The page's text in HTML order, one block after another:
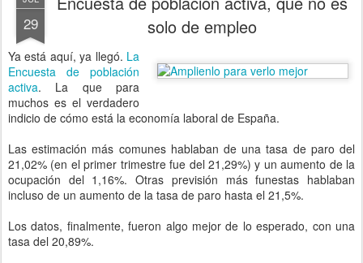
29
solo de empleo
Ya está aquí, ya llegó. La
Encuesta de población
activa. La que para
muchos es el verdadero
indicio de cómo está la economía laboral de España.
Las estimación más comunes hablaban de una tasa de paro del
21,02% (en el primer trimestre fue del 21,29%) y un aumento de la
ocupación del 1,16%. Otras previsión más funestas hablaban
incluso de un aumento de la tasa de paro hasta el 21,5%.
Los datos, finalmente, fueron algo mejor de lo esperado, con una
tasa del 20,89%.